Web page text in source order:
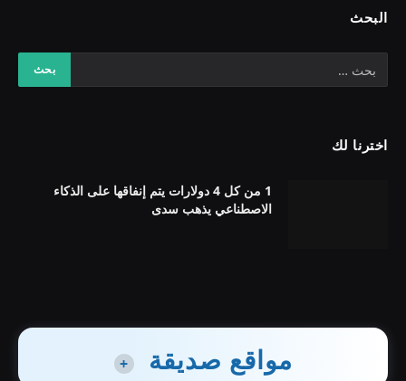
البحث
اخترنا لك
1 من كل 4 دولارات يتم إنفاقها على الذكاء
الاصطناعي يذهب سدى
مواقع صديقة +